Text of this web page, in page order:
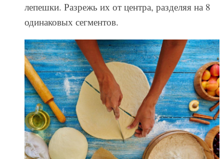
лепешки. Разрежь их от центра, разделяя на 8
одинаковых сегментов.